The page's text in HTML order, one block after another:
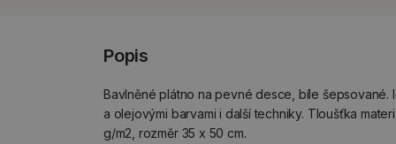
Popis
Bavlněné plátno na pevné desce, bíle šepsované.
a olejovými barvami i další techniky. Tloušťka
g/m2, rozměr 35 x 50 cm.